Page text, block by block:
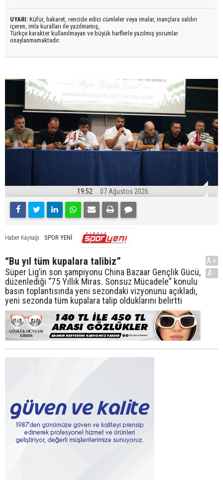
UYARI: Küfür, hakaret, rencide edici cümleler veya imalar, inançlara saldırı
içeren, imla kuralları ile yazılmamış,
Türkçe karakter kullanılmayan ve büyük harflerle yazılmış yorumlar
onaylanmamaktadır.
19:52 07 Ağustos 2026
Haber Kaynağı SPOR YENİ
“Bu yıl tüm kupalara talibiz”
Süper Lig’in son şampiyonu China Bazaar Gençlik Gücü,
düzenlediği “75 Yıllık Miras. Sonsuz Mücadele” konulu
basın toplantısında yeni sezondaki vizyonunu açıkladı,
yeni sezonda tüm kupalara talip olduklarını belirtti
A+
A-